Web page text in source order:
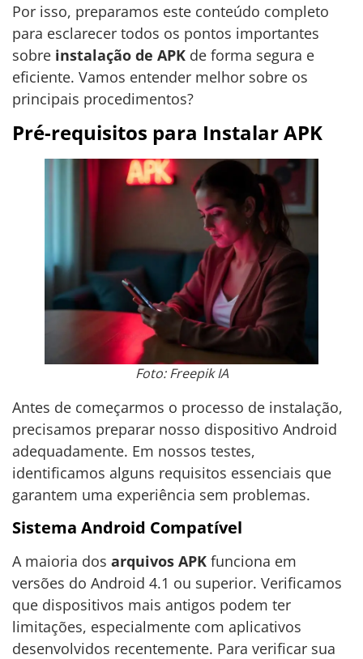
Por isso, preparamos este conteúdo completo
para esclarecer todos os pontos importantes
sobre instalação de APK de forma segura e
eficiente. Vamos entender melhor sobre os
principais procedimentos?
Pré-requisitos para Instalar APK
Foto: Freepik IA
Antes de começarmos o processo de instalação,
precisamos preparar nosso dispositivo Android
adequadamente. Em nossos testes,
identificamos alguns requisitos essenciais que
garantem uma experiência sem problemas.
Sistema Android Compatível
A maioria dos arquivos APK funciona em
versões do Android 4.1 ou superior. Verificamos
que dispositivos mais antigos podem ter
limitações, especialmente com aplicativos
desenvolvidos recentemente. Para verificar sua